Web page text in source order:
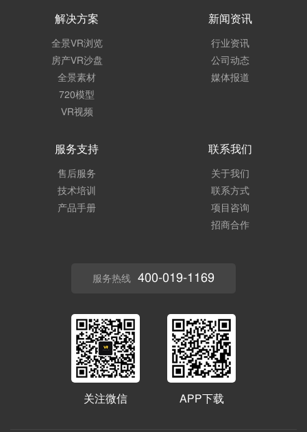
解决方案
全景VR浏览
房产VR沙盘
全景素材
720模型
VR视频
新闻资讯
行业资讯
公司动态
媒体报道
服务支持
售后服务
技术培训
产品手册
联系我们
关于我们
联系方式
项目咨询
招商合作
服务热线 400-019-1169
关注微信 APP下载